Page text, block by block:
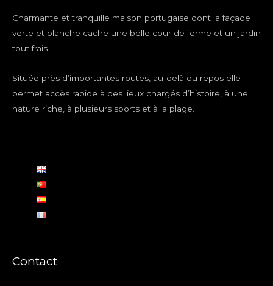
Charmante et tranquille maison portugaise dont la façade
verte et blanche cache une belle cour de ferme et un jardin
tout frais.
Située près d’importantes routes, au-delà du repos elle
permet accès rapide à des lieux chargés d’histoire, à une
nature riche, à plusieurs sports et à la plage.
Contact